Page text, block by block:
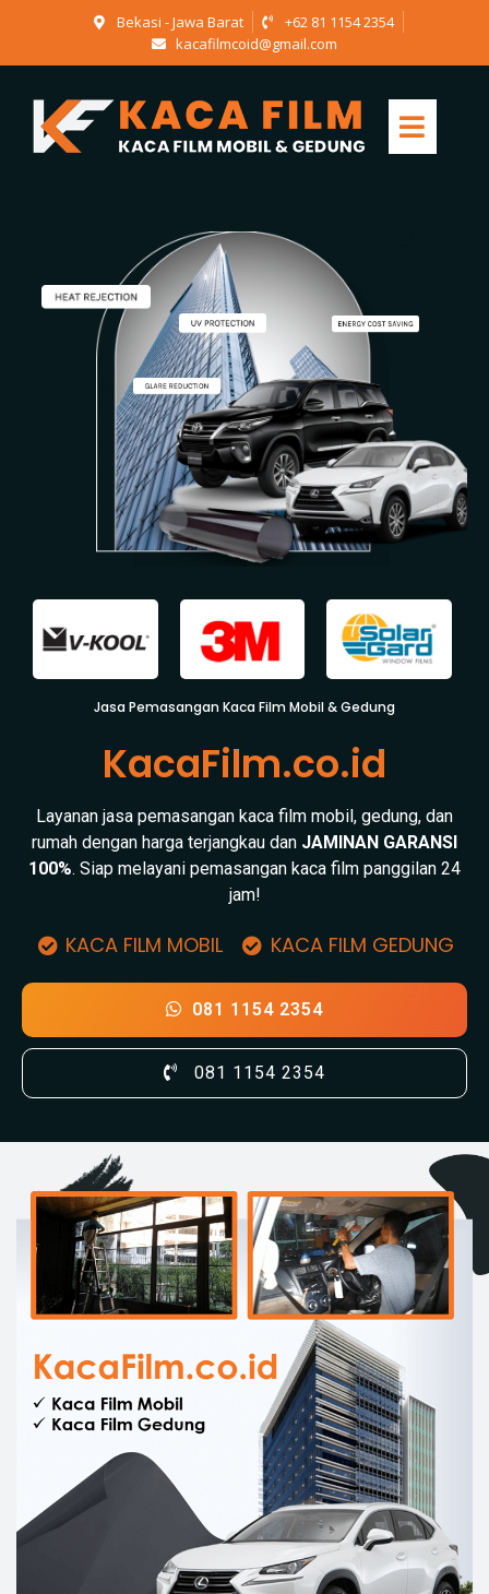
Bekasi - Jawa Barat
+62 81 1154 2354
kacafilmcoid@gmail.com
Jasa Pemasangan Kaca Film Mobil & Gedung
KacaFilm.co.id
Layanan jasa pemasangan kaca film mobil, gedung, dan
rumah dengan harga terjangkau dan JAMINAN GARANSI
100%. Siap melayani pemasangan kaca film panggilan 24
jam!
KACA FILM MOBIL KACA FILM GEDUNG
081 1154 2354
081 1154 2354